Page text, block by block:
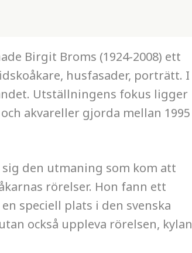
Birgit Broms (1924-2008) ett
husfasader, porträtt. I
Utställningens fokus ligger
akvareller gjorda mellan 1995
den utmaning som kom att
rörelser. Hon fann ett
speciell plats i den svenska
också uppleva rörelsen, kylan